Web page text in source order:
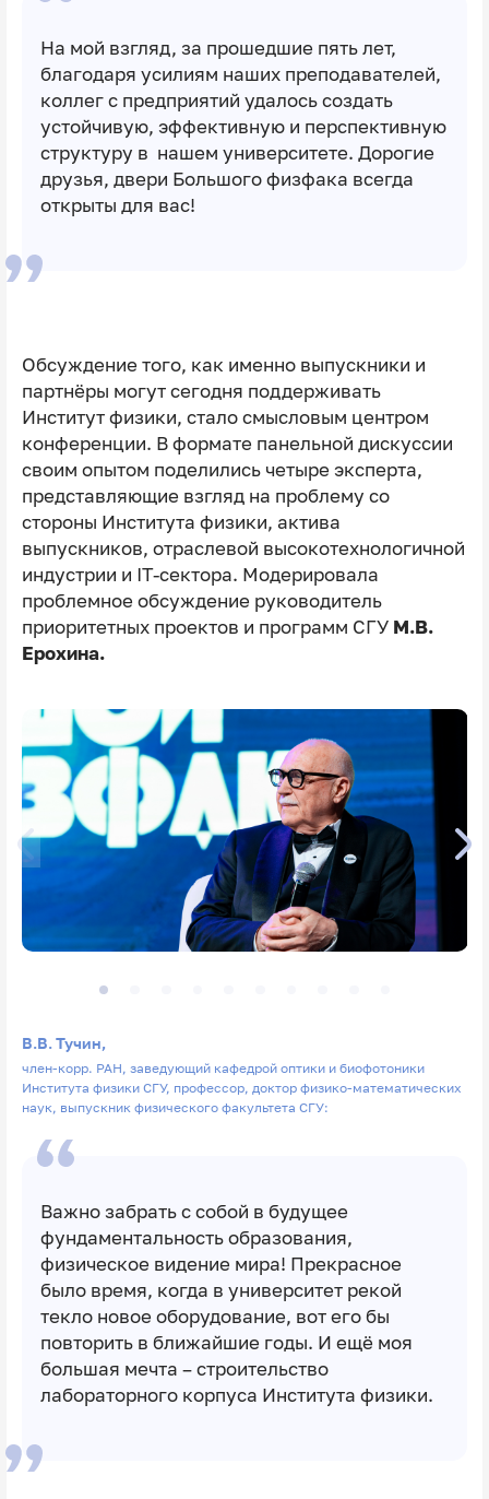
На мой взгляд, за прошедшие пять лет,
благодаря усилиям наших преподавателей,
коллег с предприятий удалось создать
устойчивую, эффективную и перспективную
структуру в нашем университете. Дорогие
друзья, двери Большого физфака всегда
открыты для вас!
Обсуждение того, как именно выпускники и
партнёры могут сегодня поддерживать
Институт физики, стало смысловым центром
конференции. В формате панельной дискуссии
своим опытом поделились четыре эксперта,
представляющие взгляд на проблему со
стороны Института физики, актива
выпускников, отраслевой высокотехнологичной
индустрии и IT-сектора. Модерировала
проблемное обсуждение руководитель
приоритетных проектов и программ СГУ М.В.
Ерохина.
В.В. Тучин,
член-корр. РАН, заведующий кафедрой оптики и биофотоники
Института физики СГУ, профессор, доктор физико-математических
наук, выпускник физического факультета СГУ:
Важно забрать с собой в будущее
фундаментальность образования,
физическое видение мира! Прекрасное
было время, когда в университет рекой
текло новое оборудование, вот его бы
повторить в ближайшие годы. И ещё моя
большая мечта – строительство
лабораторного корпуса Института физики.